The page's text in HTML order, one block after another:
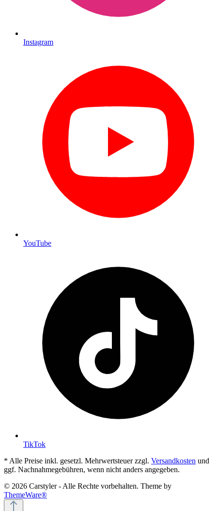
Instagram
YouTube
TikTok
* Alle Preise inkl. gesetzl. Mehrwertsteuer zzgl. Versandkosten und
ggf. Nachnahmegebühren, wenn nicht anders angegeben.
© 2026 Carstyler - Alle Rechte vorbehalten. Theme by
ThemeWare®